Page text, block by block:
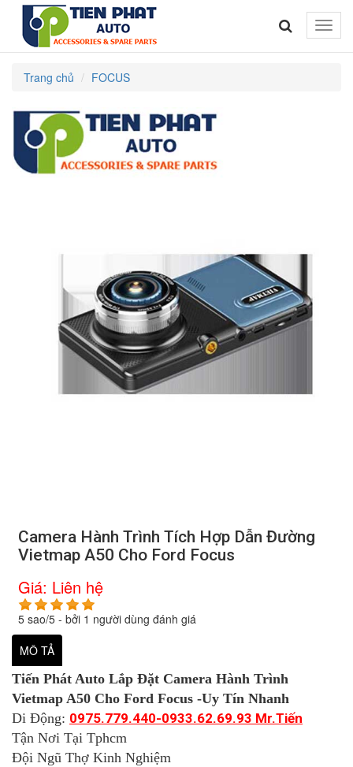
Toggle
Trang chủ FOCUS
Camera Hành Trình Tích Hợp Dẫn Đường
Vietmap A50 Cho Ford Focus
Giá: Liên hệ
5 sao/5 - bởi 1 người dùng đánh giá
MÔ TẢ
Tiến Phát Auto Lắp Đặt Camera Hành Trình
Vietmap A50 Cho Ford Focus -Uy Tín Nhanh
Di Động: 0975.779.440-0933.62.69.93 Mr.Tiến
Tận Nơi Tại Tphcm
Đội Ngũ Thợ Kinh Nghiệm